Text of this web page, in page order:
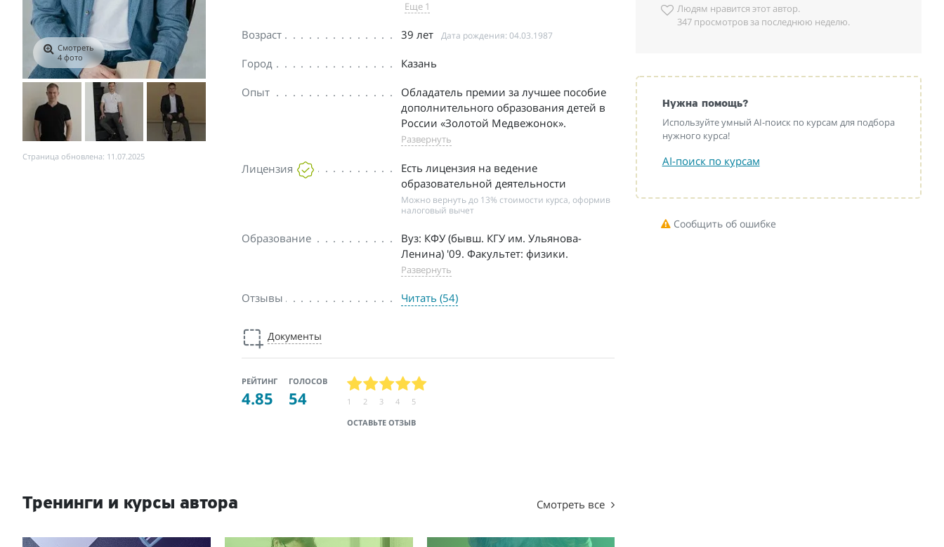
Смотреть
4 фото
Страница обновлена: 11.07.2025
Еще 1
Возраст 39 лет Дата рождения: 04.03.1987
Город Казань
Опыт
Обладатель премии за лучшее пособие
дополнительного образования детей в
России «Золотой Медвежонок».
Развернуть
Лицензия
Есть лицензия на ведение
образовательной деятельности
Можно вернуть до 13% стоимости курса, оформив
налоговый вычет
Образование
Вуз: КФУ (бывш. КГУ им. Ульянова-
Ленина) '09. Факультет: физики.
Развернуть
Отзывы Читать (54)
Документы
РЕЙТИНГ
4.85
ГОЛОСОВ
54
ОСТАВЬТЕ ОТЗЫВ
1 2 3 4 5
Тренинги и курсы автора Смотреть все
Людям нравится этот автор.
347 просмотров за последнюю неделю.
Нужна помощь?
Используйте умный AI-поиск по курсам для подбора
нужного курса!
AI-поиск по курсам
Сообщить об ошибке